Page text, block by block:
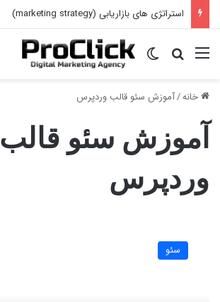
استراتژی های بازاریابی (marketing strategy)
منو جستجو برایتغییر پوسته
خانه/آموزش سئو قالب وردپرس
آموزش سئو قالب
وردپرس
چیست؛سئو